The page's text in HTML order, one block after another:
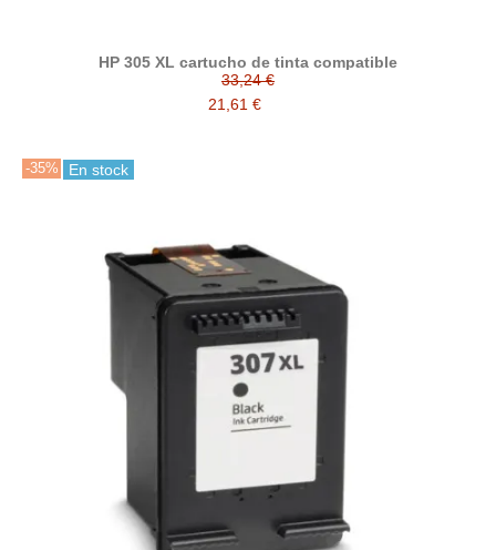
HP 305 XL cartucho de tinta compatible
33,24 €
21,61 €
-35% En stock